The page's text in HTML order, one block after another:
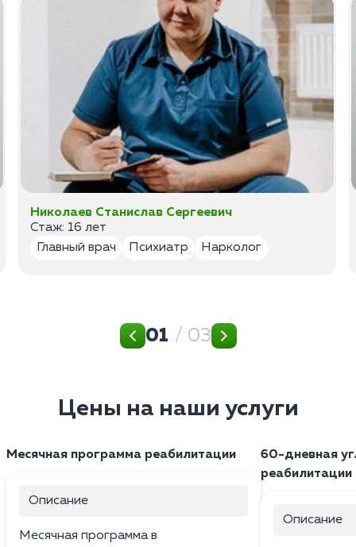
Николаев Станислав Сергеевич
Стаж: 16 лет
Главный врач
Психиатр Нарколог
01 / 03
Цены на наши услуги
Месячная программа реабилитации
Описание
Месячная программа в
60-дневная
реабилитации
Описание